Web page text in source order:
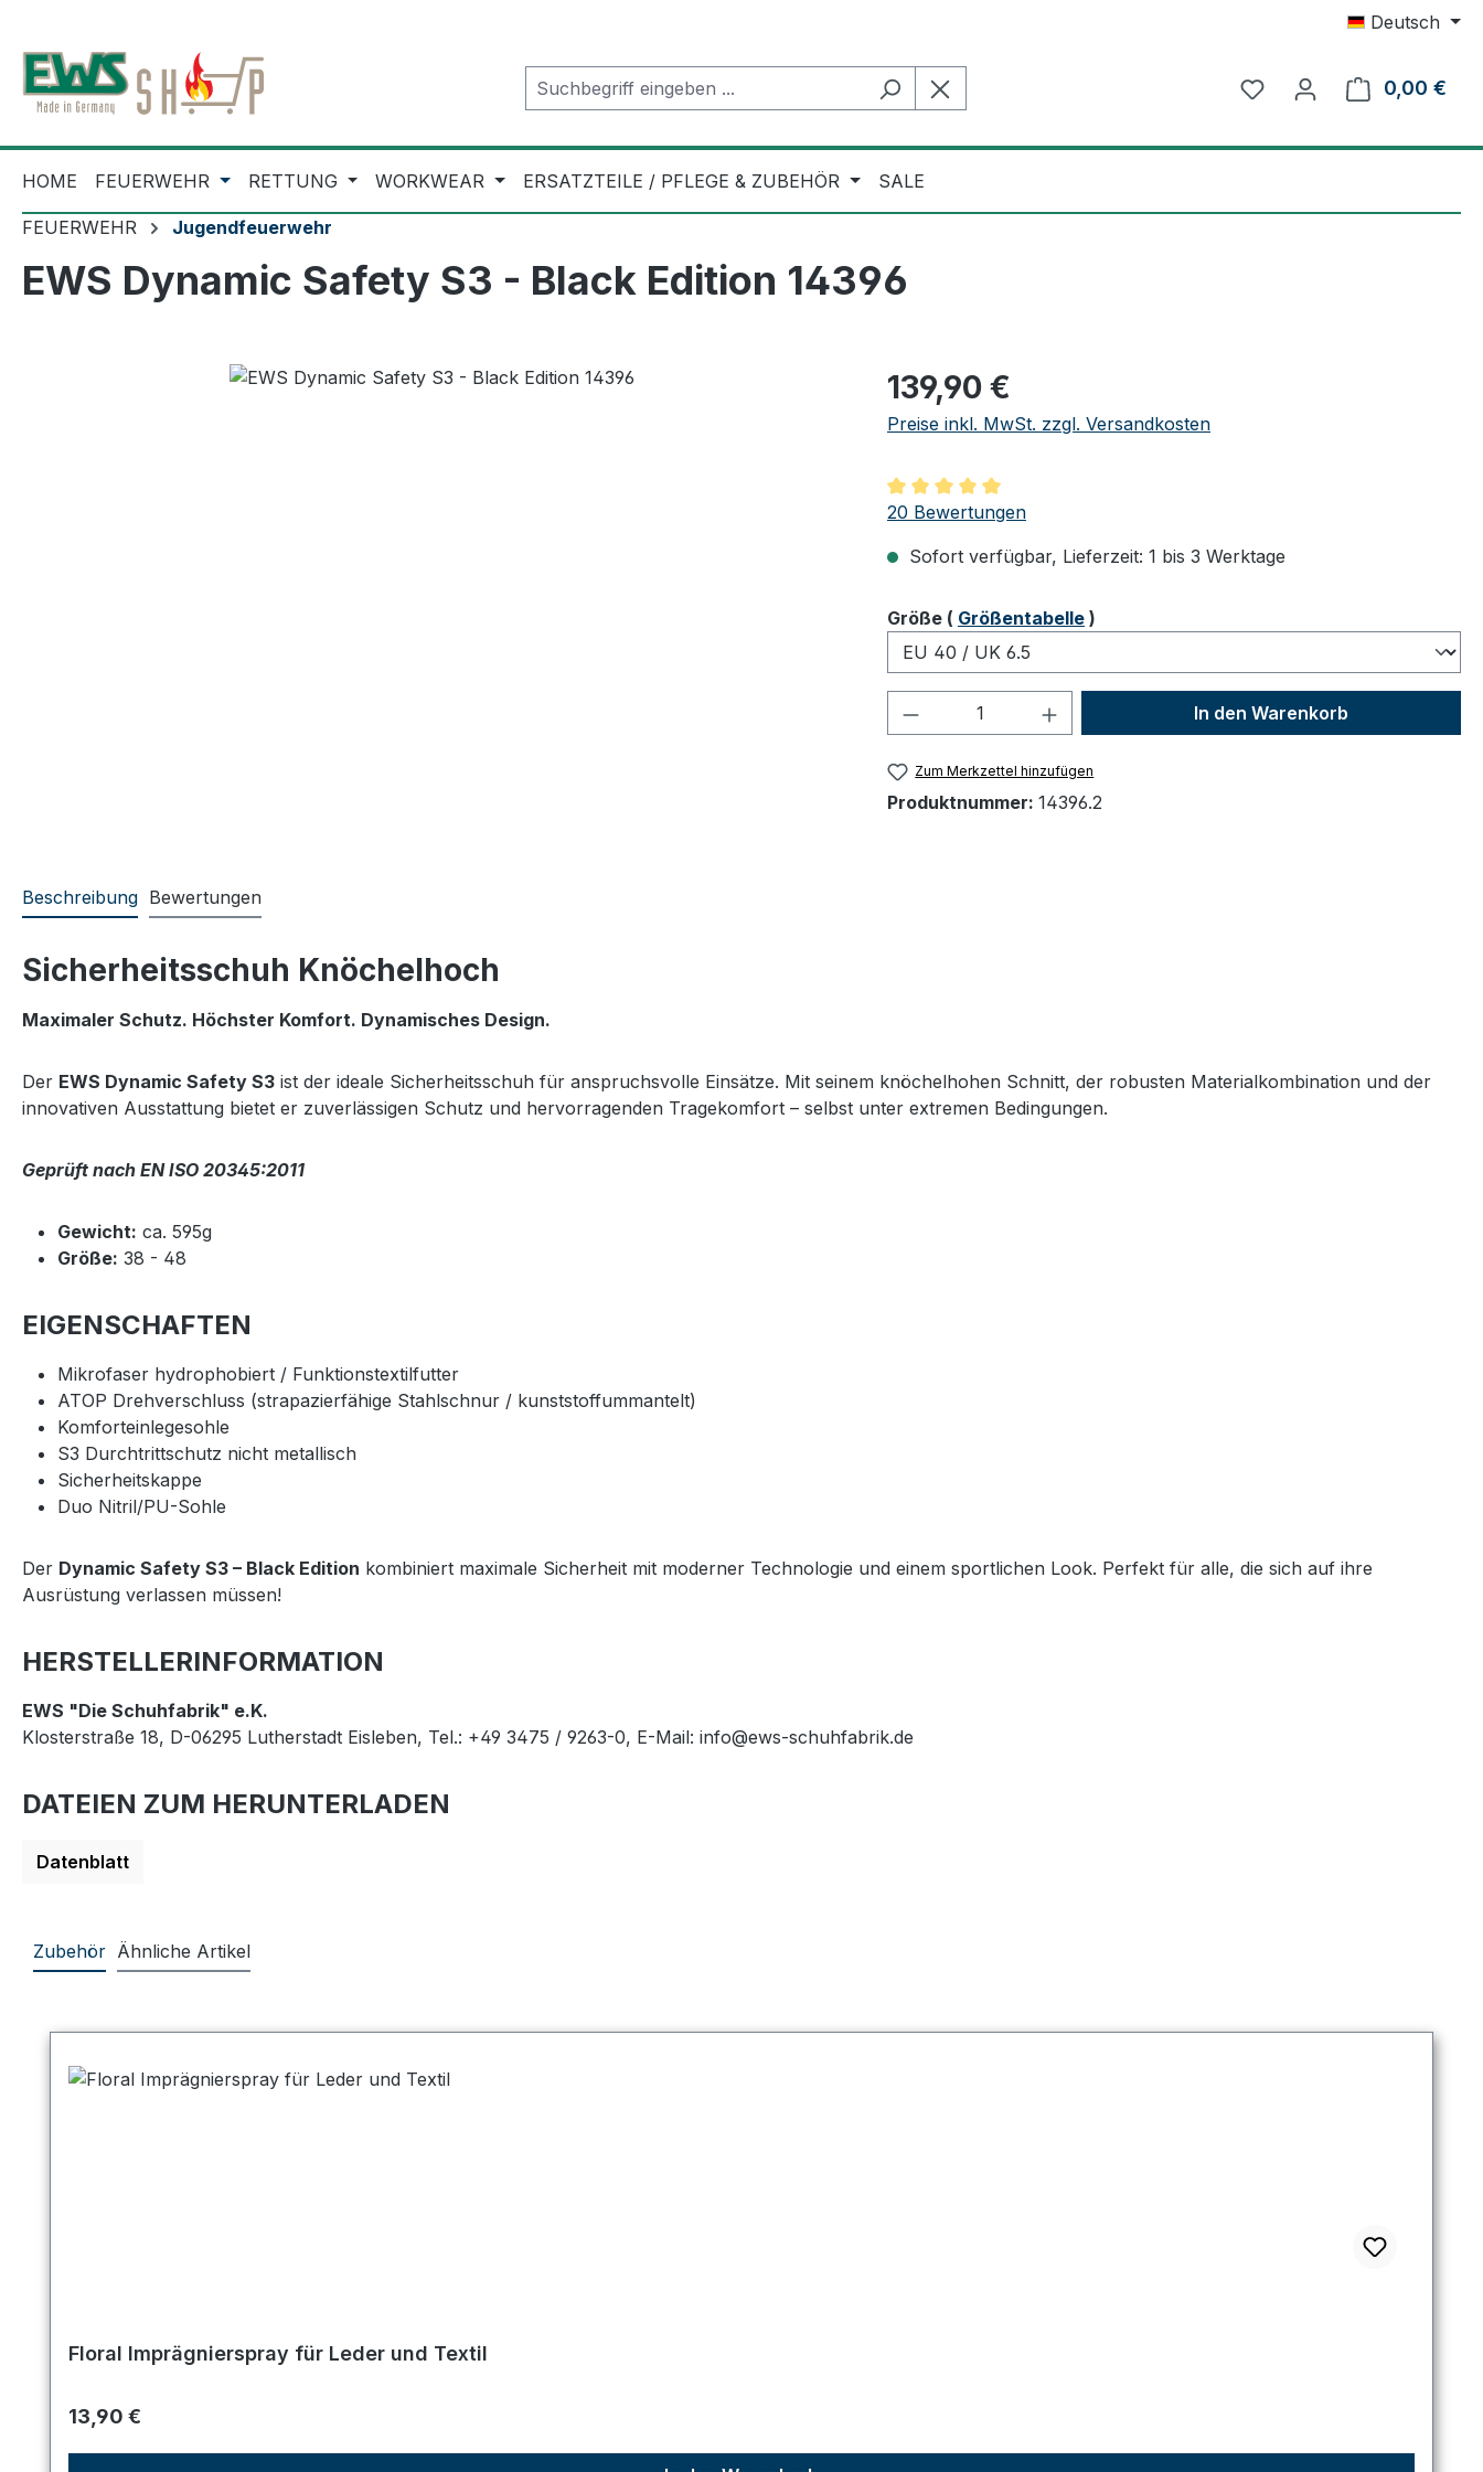
Deutsch
0,00 €
HOME FEUERWEHR RETTUNG WORKWEAR ERSATZTEILE / PFLEGE & ZUBEHÖR SALE
FEUERWEHR Jugendfeuerwehr
EWS Dynamic Safety S3 - Black Edition 14396
Regulärer Preis:
139,90 €
Preise inkl. MwSt. zzgl. Versandkosten
Durchschnittliche Bewertung von 5 von 5 Sternen
20 Bewertungen
Sofort verfügbar, Lieferzeit: 1 bis 3 Werktage
Größeauswählen
( Größentabelle )
Produkt Anzahl: Gib den gewünschten Wert
In den Warenkorb
Zum Merkzettel hinzufügen
Produktnummer: 14396.2
Beschreibung Bewertungen
Sicherheitsschuh Knöchelhoch
Maximaler Schutz. Höchster Komfort. Dynamisches Design.
Der EWS Dynamic Safety S3 ist der ideale Sicherheitsschuh für anspruchsvolle Einsätze. Mit seinem knöchelhohen Schnitt, der robusten Materialkombination und der
innovativen Ausstattung bietet er zuverlässigen Schutz und hervorragenden Tragekomfort – selbst unter extremen Bedingungen.
Geprüft nach EN ISO 20345:2011
Gewicht: ca. 595g
Größe: 38 - 48
EIGENSCHAFTEN
Mikrofaser hydrophobiert / Funktionstextilfutter
ATOP Drehverschluss (strapazierfähige Stahlschnur / kunststoffummantelt)
Komforteinlegesohle
S3 Durchtrittschutz nicht metallisch
Sicherheitskappe
Duo Nitril/PU-Sohle
Der Dynamic Safety S3 – Black Edition kombiniert maximale Sicherheit mit moderner Technologie und einem sportlichen Look. Perfekt für alle, die sich auf ihre
Ausrüstung verlassen müssen!
HERSTELLERINFORMATION
EWS "Die Schuhfabrik" e.K.
Klosterstraße 18, D-06295 Lutherstadt Eisleben, Tel.: +49 3475 / 9263-0, E-Mail: info@ews-schuhfabrik.de
DATEIEN ZUM HERUNTERLADEN
Datenblatt
Zubehör Ähnliche Artikel
Floral Imprägnierspray für Leder und Textil
Regulärer Preis:
13,90 €